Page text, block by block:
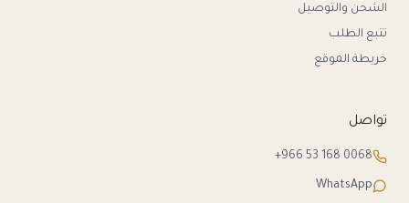
الشحن والتوصيل
تتبع الطلب
خريطة الموقع
تواصل
+966 53 168 0068
WhatsApp